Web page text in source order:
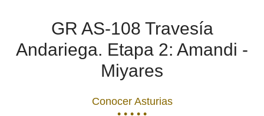
GR AS-108 Travesía
Andariega. Etapa 2: Amandi -
Miyares
Conocer Asturias
• • • • •